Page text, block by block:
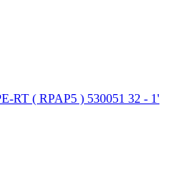
RT ( RPAP5 ) 530051 32 - 1'